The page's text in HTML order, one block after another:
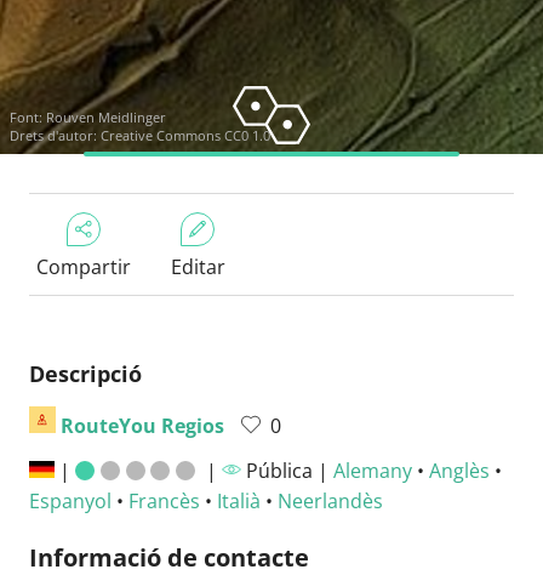
Font: Rouven Meidlinger
Drets d'autor: Creative Commons CC0 1.0
Compartir Editar
Descripció
RouteYou Regios
0
|
| Pública | Alemany• Anglès •
Espanyol • Francès • Italià • Neerlandès
Informació de contacte